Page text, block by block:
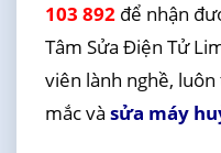
103 892để nhận
Tâm Sửa Điện Tử
viên lành nghề,
mắc và sửa máy